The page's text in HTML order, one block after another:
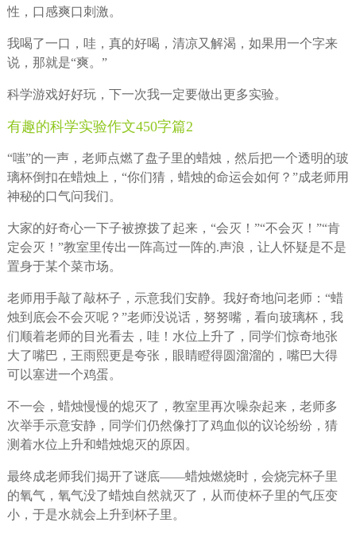
性，口感爽口刺激。
我喝了一口，哇，真的好喝，清凉又解渴，如果用一个字来
说，那就是“爽。”
科学游戏好好玩，下一次我一定要做出更多实验。
有趣的科学实验作文450字篇2
“嗤”的一声，老师点燃了盘子里的蜡烛，然后把一个透明的玻
璃杯倒扣在蜡烛上，“你们猜，蜡烛的命运会如何？”成老师用
神秘的口气问我们。
大家的好奇心一下子被撩拨了起来，“会灭！”“不会灭！”“肯
定会灭！”教室里传出一阵高过一阵的.声浪，让人怀疑是不是
置身于某个菜市场。
老师用手敲了敲杯子，示意我们安静。我好奇地问老师：“蜡
烛到底会不会灭呢？”老师没说话，努努嘴，看向玻璃杯，我
们顺着老师的目光看去，哇！水位上升了，同学们惊奇地张
大了嘴巴，王雨熙更是夸张，眼睛瞪得圆溜溜的，嘴巴大得
可以塞进一个鸡蛋。
不一会，蜡烛慢慢的熄灭了，教室里再次噪杂起来，老师多
次举手示意安静，同学们仍然像打了鸡血似的议论纷纷，猜
测着水位上升和蜡烛熄灭的原因。
最终成老师我们揭开了谜底——蜡烛燃烧时，会烧完杯子里
的氧气，氧气没了蜡烛自然就灭了，从而使杯子里的气压变
小，于是水就会上升到杯子里。